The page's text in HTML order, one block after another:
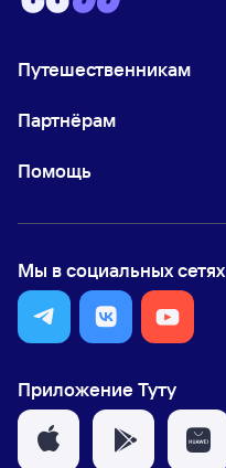
Путешественникам
Партнёрам
Помощь
Мы в социальных сетях
Приложение Туту